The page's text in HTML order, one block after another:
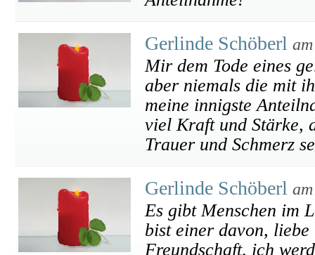
Gerlinde Schöberl
Mir dem Tode eines
aber niemals die mit
meine innigste
viel Kraft und Stärke,
Trauer und Schmerz
Gerlinde Schöberl
Es gibt Menschen im
bist einer davon,
Freundschaft, ich